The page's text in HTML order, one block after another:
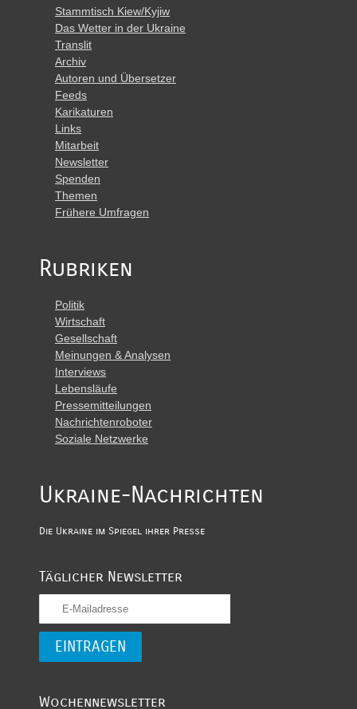
Stammtisch Kiew/Kyjiw
Das Wetter in der Ukraine
Translit
Archiv
Autoren und Übersetzer
Feeds
Karikaturen
Links
Mitarbeit
Newsletter
Spenden
Themen
Frühere Umfragen
Rubriken
Politik
Wirtschaft
Gesellschaft
Meinungen & Analysen
Interviews
Lebensläufe
Pressemitteilungen
Nachrichtenroboter
Soziale Netzwerke
Ukraine-Nachrichten
Die Ukraine im Spiegel ihrer Presse
Täglicher Newsletter
Wochennewsletter